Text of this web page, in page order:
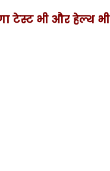
टेस्ट भी और हेल्थ भी